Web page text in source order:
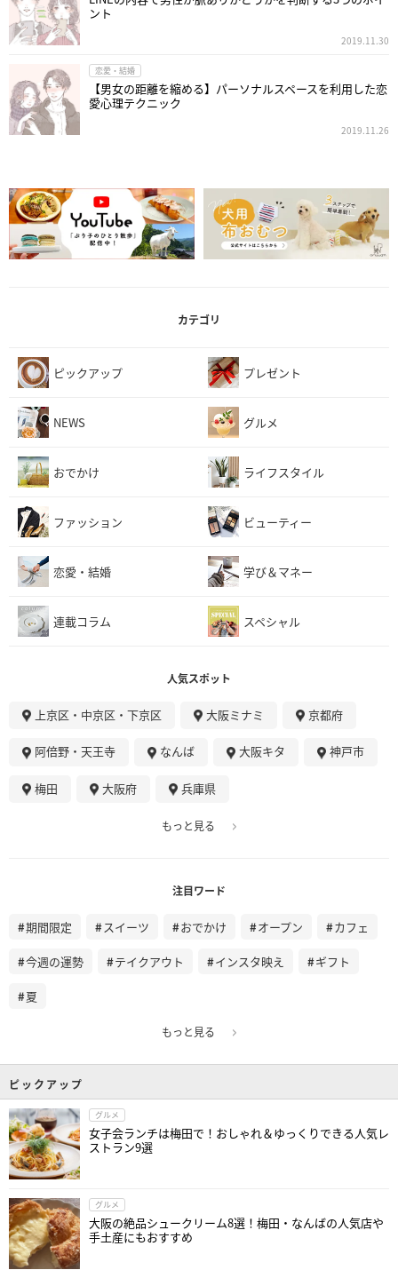
ント
2019.11.30
恋愛・結婚
【男女の距離を縮める】パーソナルスペースを利用した恋
愛心理テクニック
2019.11.26
カテゴリ
ピックアップ プレゼント
NEWS グルメ
おでかけ ライフスタイル
ファッション ビューティー
恋愛・結婚 学び＆マネー
連載コラム スペシャル
人気スポット
上京区・中京区・下京区 大阪ミナミ 京都府
阿倍野・天王寺 なんば 大阪キタ 神戸市
梅田 大阪府 兵庫県
もっと見る
注目ワード
期間限定 スイーツ おでかけ オープン カフェ
今週の運勢 テイクアウト インスタ映え ギフト
夏
もっと見る
ピックアップ
グルメ
女子会ランチは梅田で！おしゃれ＆ゆっくりできる人気レ
ストラン9選
グルメ
大阪の絶品シュークリーム8選！梅田・なんばの人気店や
手土産にもおすすめ